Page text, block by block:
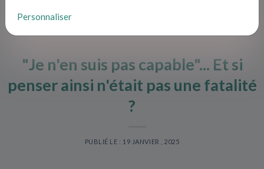
"Je n'en suis pas capable"... Et si
penser ainsi n'était pas une fatalité
?
PUBLIÉ LE : 19 JANVIER , 2025
Personnaliser